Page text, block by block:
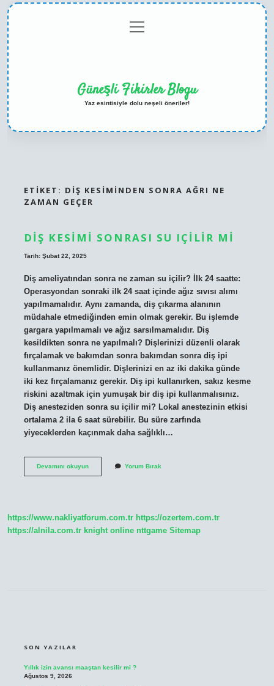
menüyü
aç
Güneşli Fikirler Blogu
Yaz esintisiyle dolu neşeli öneriler!
ETIKET: DIŞ KESIMINDEN SONRA AĞRI NE
ZAMAN GEÇER
DIŞ KESIMI SONRASI SU IÇILIR MI
Tarih: Şubat 22, 2025
Diş ameliyatından sonra ne zaman su içilir? İlk 24 saatte:
Operasyondan sonraki ilk 24 saat içinde ağız sıvısı alımı
yapılmamalıdır. Aynı zamanda, diş çıkarma alanının
müdahale etmediğinden emin olmak gerekir. Bu işlemde
gargara yapılmamalı ve ağız sarsılmamalıdır. Diş
kesildikten sonra ne yapılmalı? Dişlerinizi düzenli olarak
fırçalamak ve bakımdan sonra bakımdan sonra diş ipi
kullanmanız önemlidir. Dişlerinizi en az iki dakika günde
iki kez fırçalamanız gerekir. Diş ipi kullanırken, sakız kesme
riskini azaltmak için yumuşak bir diş ipi kullanmalısınız.
Diş anesteziden sonra su içilir mi? Lokal anestezinin etkisi
ortalama 2 ila 6 saat sürebilir. Bu süre zarfında
yiyeceklerden kaçınmak daha sağlıklı…
Devamını okuyunDiş
Yorum Bırak
https://www.nakliyatforum.com.tr https://ozertem.com.tr
https://alnila.com.tr knight online nttgame Sitemap
SON YAZILAR
Yıllık izin avansı maaştan kesilir mi ?
Ağustos 9, 2026